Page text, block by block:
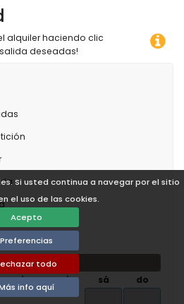
Si usted continua a navegar por el sitio
el uso de las cookies.
Acepto
Preferencias
todo
info aquí
alquiler haciendo clic
deseadas!
de 2026
ju vi sá do